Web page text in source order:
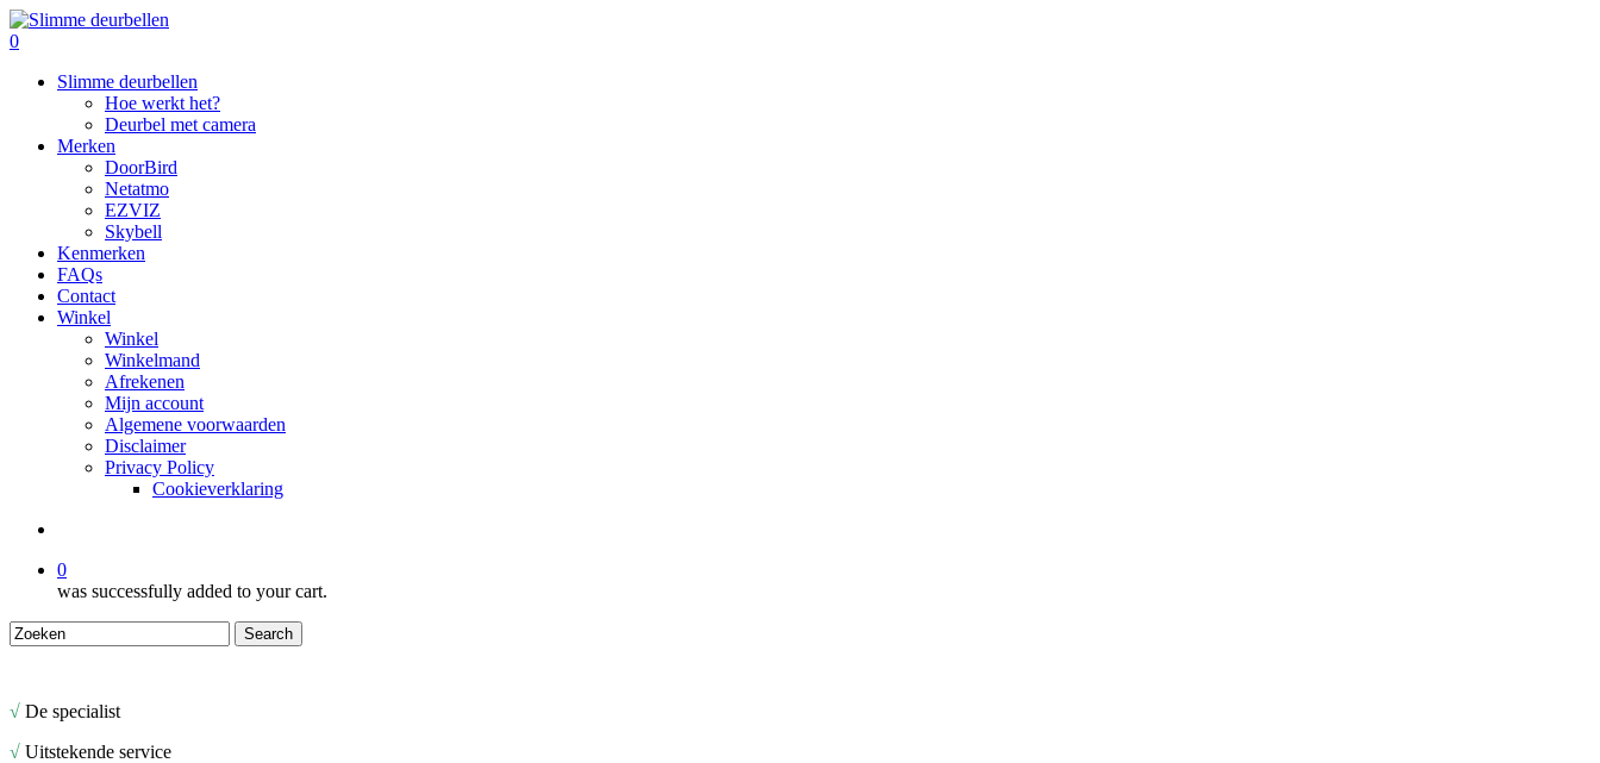
Skip
to
content
search
0
Slimme deurbellen
Hoe werkt het?
Deurbel met camera
Merken
DoorBird
Netatmo
EZVIZ
Skybell
Kenmerken
FAQs
Contact
Winkel
Winkel
Winkelmand
Afrekenen
Mijn account
Algemene voorwaarden
Disclaimer
Privacy Policy
Cookieverklaring
0
was successfully added to your cart.
Search
√ De specialist
√ Uitstekende service